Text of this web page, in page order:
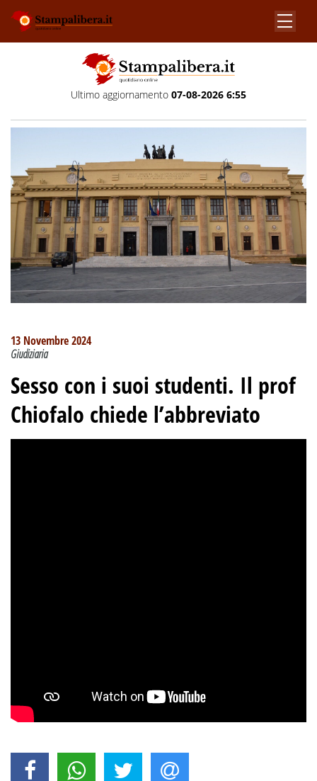
Ultimo aggiornamento 07-08-2026 6:55
13 Novembre 2024
Giudiziaria
Sesso con i suoi studenti. Il prof
Chiofalo chiede l’abbreviato